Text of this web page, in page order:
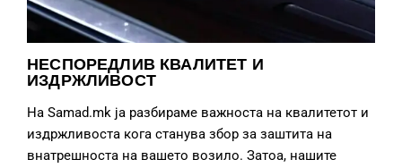
НЕСПОРЕДЛИВ КВАЛИТЕТ И
ИЗДРЖЛИВОСТ
На Samad.mk ја разбираме важноста на квалитетот и
издржливоста кога станува збор за заштита на
внатрешноста на вашето возило. Затоа, нашите